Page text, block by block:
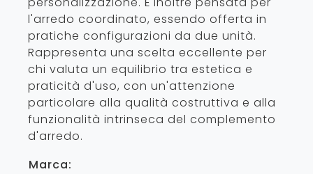
l'arredo coordinato, essendo offerta in
pratiche configurazioni da due unità.
Rappresenta una scelta eccellente per
chi valuta un equilibrio tra estetica e
praticità d'uso, con un'attenzione
particolare alla qualità costruttiva e alla
funzionalità intrinseca del complemento
d'arredo.
Marca: